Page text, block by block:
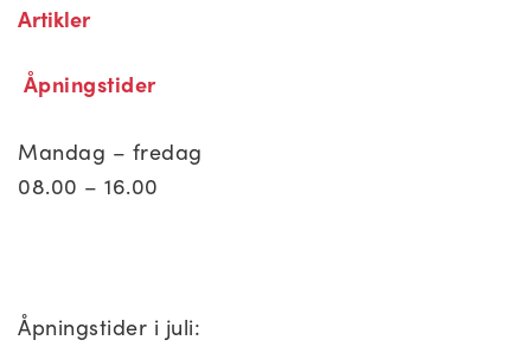
Artikler
Åpningstider
Mandag – fredag
08.00 – 16.00
Åpningstider i juli: